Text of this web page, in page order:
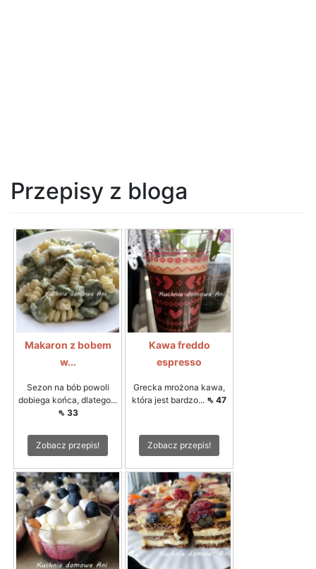
Przepisy z bloga
Makaron z bobem
w...
Sezon na bób powoli
dobiega końca, dlatego...
⇖ 33
Zobacz przepis!
Kawa freddo
espresso
Grecka mrożona kawa,
która jest bardzo... ⇖ 47
Zobacz przepis!